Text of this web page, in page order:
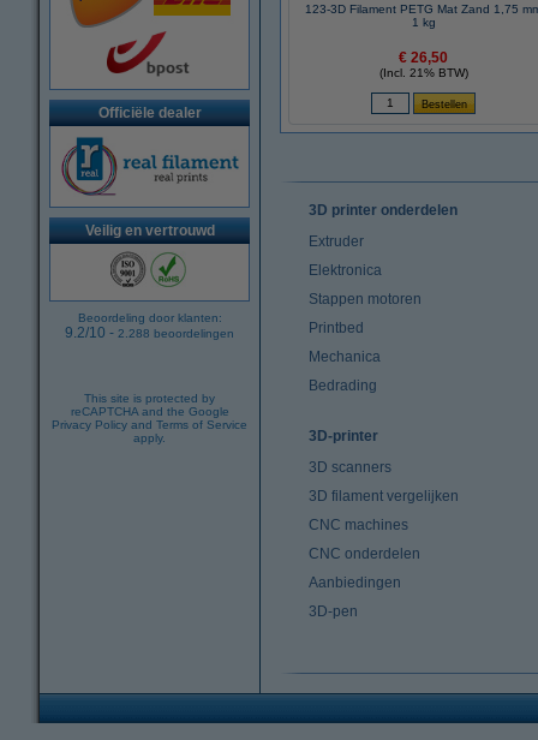
Officiële dealer
Veilig en vertrouwd
Beoordeling door klanten:
9.2/10 - 2.288 beoordelingen
This site is protected by
reCAPTCHA and the Google
Privacy Policy and Terms of Service
apply.
123-3D Filament PETG Mat Zand 1,75
1 kg
€ 26,50
(Incl. 21% BTW)
3D printer onderdelen
Extruder
Elektronica
Stappen motoren
Printbed
Mechanica
Bedrading
3D-printer
3D scanners
3D filament vergelijken
CNC machines
CNC onderdelen
Aanbiedingen
3D-pen